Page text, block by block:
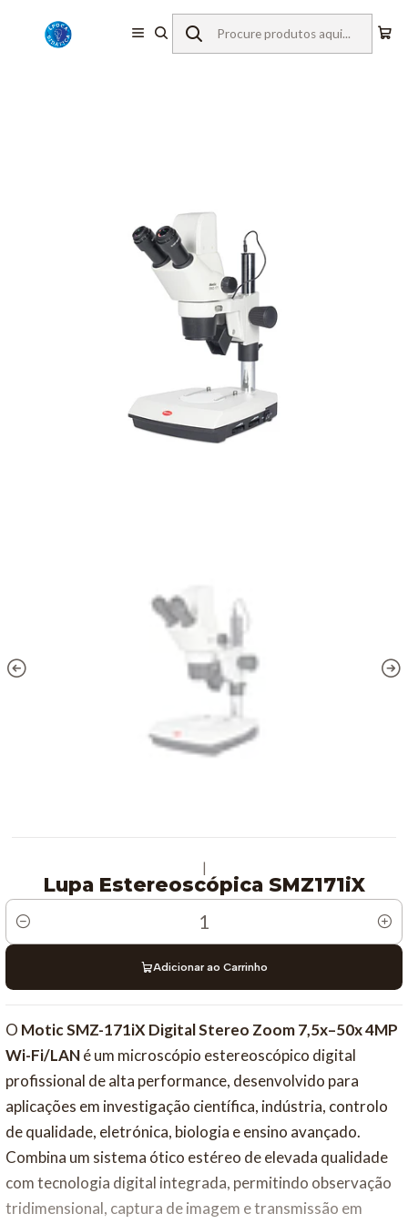
Início Equipamentos de Laboratório
Microscopia
Lupas Estereoscópicas
Motic Lupa Estereoscópica SMZ171iX
|
Lupa Estereoscópica SMZ171iX
Quantidade
Adicionar ao Carrinho
O Motic SMZ-171iX Digital Stereo Zoom 7,5x–50x 4MP
Wi-Fi/LANé um microscópio estereoscópico digital
profissional de alta performance, desenvolvido para
aplicações em investigação científica, indústria, controlo
de qualidade, eletrónica, biologia e ensino avançado.
Combina um sistema ótico estéreo de elevada qualidade
com tecnologia digital integrada, permitindo observação
tridimensional, captura de imagem e transmissão em